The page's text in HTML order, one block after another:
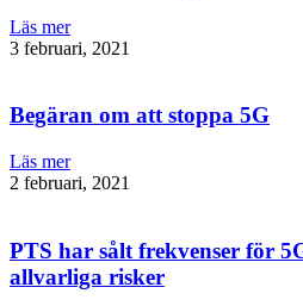
Läs mer
3 februari, 2021
Begäran om att stoppa 5G
Läs mer
2 februari, 2021
PTS har sålt frekvenser för
allvarliga risker